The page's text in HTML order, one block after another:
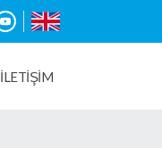
İLETİŞİM